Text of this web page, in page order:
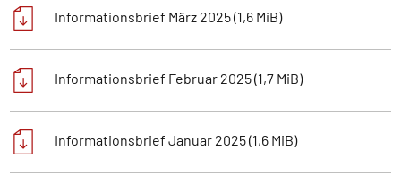
Informationsbrief März 2025(1,6 MiB)
Informationsbrief Februar 2025(1,7 MiB)
Informationsbrief Januar 2025(1,6 MiB)